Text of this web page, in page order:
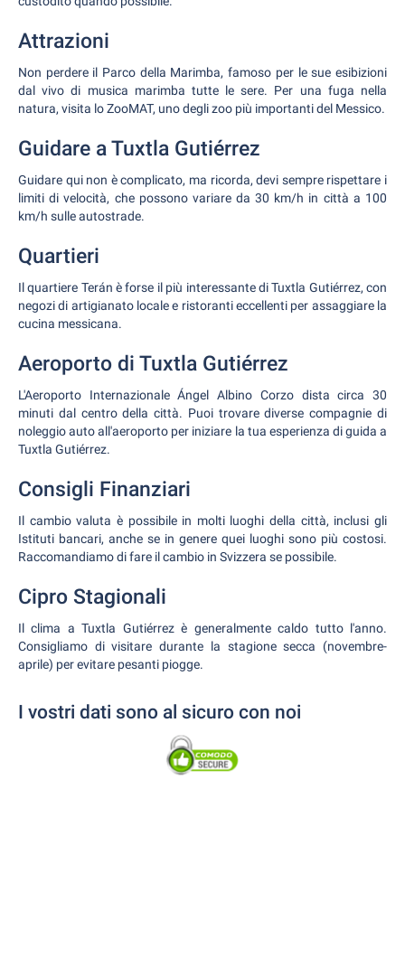
Attrazioni
Non perdere il Parco della Marimba, famoso per le sue esibizioni
dal vivo di musica marimba tutte le sere. Per una fuga nella
natura, visita lo ZooMAT, uno degli zoo più importanti del Messico.
Guidare a Tuxtla Gutiérrez
Guidare qui non è complicato, ma ricorda, devi sempre rispettare i
limiti di velocità, che possono variare da 30 km/h in città a 100
km/h sulle autostrade.
Quartieri
Il quartiere Terán è forse il più interessante di Tuxtla Gutiérrez, con
negozi di artigianato locale e ristoranti eccellenti per assaggiare la
cucina messicana.
Aeroporto di Tuxtla Gutiérrez
L'Aeroporto Internazionale Ángel Albino Corzo dista circa 30
minuti dal centro della città. Puoi trovare diverse compagnie di
noleggio auto all'aeroporto per iniziare la tua esperienza di guida a
Tuxtla Gutiérrez.
Consigli Finanziari
Il cambio valuta è possibile in molti luoghi della città, inclusi gli
Istituti bancari, anche se in genere quei luoghi sono più costosi.
Raccomandiamo di fare il cambio in Svizzera se possibile.
Cipro Stagionali
Il clima a Tuxtla Gutiérrez è generalmente caldo tutto l'anno.
Consigliamo di visitare durante la stagione secca (novembre-
aprile) per evitare pesanti piogge.
I vostri dati sono al sicuro con noi